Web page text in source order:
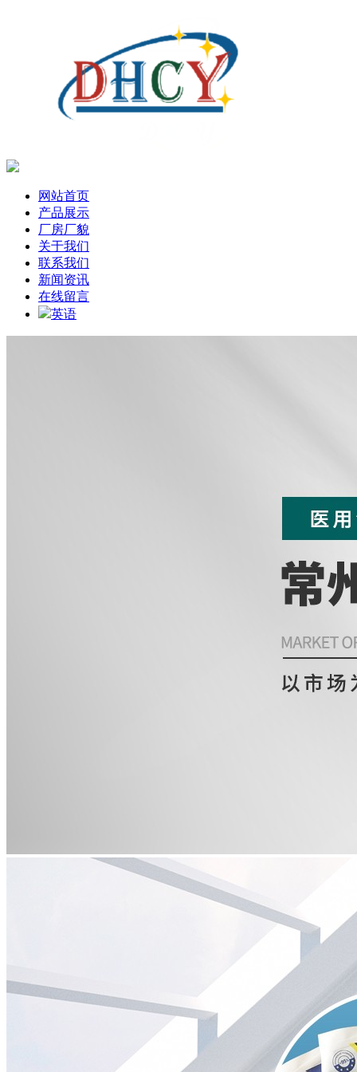
网站首页
产品展示
厂房厂貌
关于我们
联系我们
新闻资讯
在线留言
英语